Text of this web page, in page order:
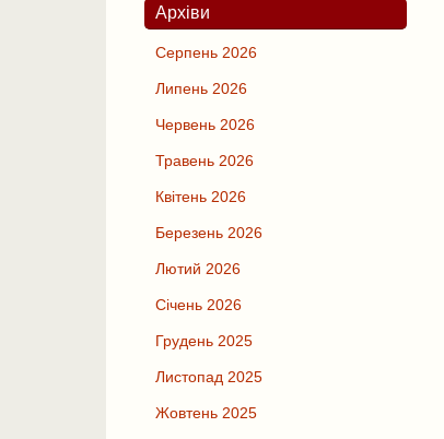
Архіви
Серпень 2026
Липень 2026
Червень 2026
Травень 2026
Квітень 2026
Березень 2026
Лютий 2026
Січень 2026
Грудень 2025
Листопад 2025
Жовтень 2025